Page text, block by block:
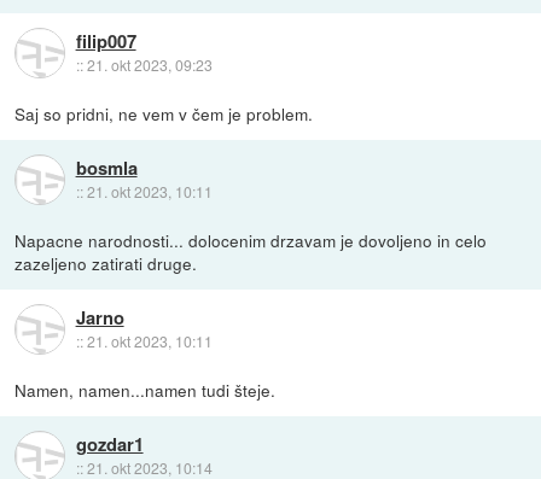
filip007
::21. okt 2023, 09:23
Saj so pridni, ne vem v čem je problem.
bosmla
::21. okt 2023, 10:11
Napacne narodnosti... dolocenim drzavam je dovoljeno in celo
zazeljeno zatirati druge.
Jarno
::21. okt 2023, 10:11
Namen, namen...namen tudi šteje.
gozdar1
::21. okt 2023, 10:14